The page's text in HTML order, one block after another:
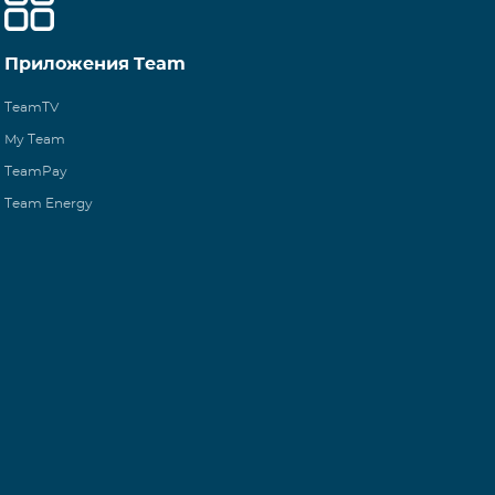
Приложения Team
TeamTV
My Team
TeamPay
Team Energy